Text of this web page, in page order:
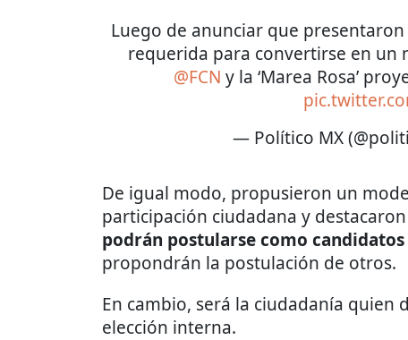
Luego de anunciar que
requerida para convertirse en
@FCN y la ‘Marea Rosa’
— Político MX
De igual modo, propusieron un
participación ciudadana y
podrán postularse como candidatos
propondrán la postulación de otros.
En cambio, será la ciudadanía quien
elección interna.